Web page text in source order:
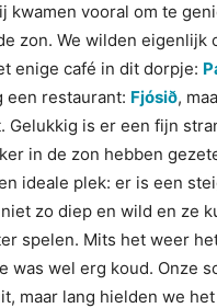
kwamen vooral om te
zon. We wilden eigenlijk
enige café in dit dorpje:
een restaurant: Fjósið,
Gelukkig is er een fijn
in de zon hebben
ideale plek: er is een
zo diep en wild en ze
spelen. Mits het weer
was wel erg koud. Onze
maar lang hielden we